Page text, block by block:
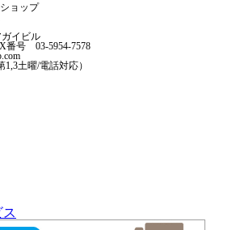
ョップ
イビル
番号 03-5954-7578
土曜/電話対応）